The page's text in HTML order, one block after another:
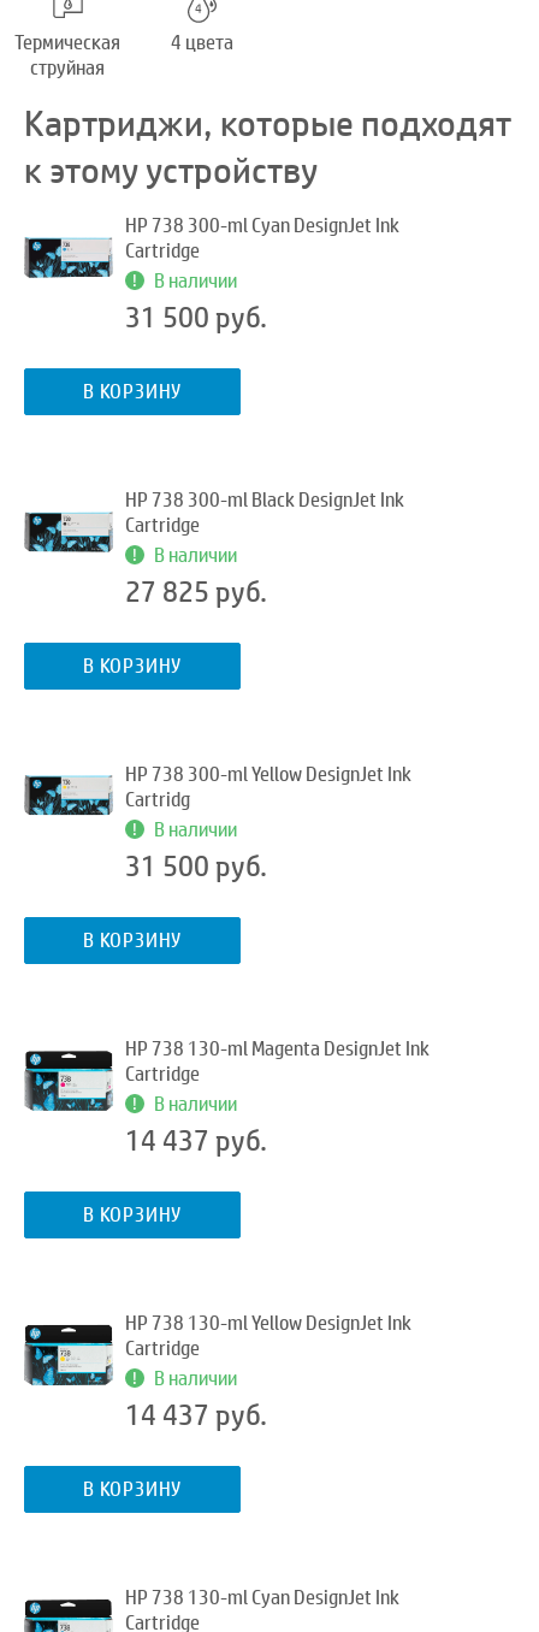
Термическая
струйная
4 цвета
Картриджи, которые подходят
к этому устройству
HP 738 300-ml Cyan DesignJet Ink
Cartridge
В наличии
31 500 руб.
В КОРЗИНУ
HP 738 300-ml Black DesignJet Ink
Cartridge
В наличии
27 825 руб.
В КОРЗИНУ
HP 738 300-ml Yellow DesignJet Ink
Cartridg
В наличии
31 500 руб.
В КОРЗИНУ
HP 738 130-ml Magenta DesignJet Ink
Cartridge
В наличии
14 437 руб.
В КОРЗИНУ
HP 738 130-ml Yellow DesignJet Ink
Cartridge
В наличии
14 437 руб.
В КОРЗИНУ
HP 738 130-ml Cyan DesignJet Ink
Cartridge